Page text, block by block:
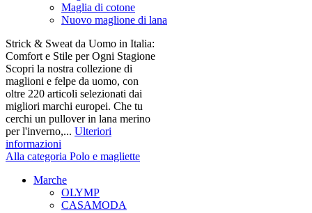
Maglia di cotone
Nuovo maglione di lana
Strick & Sweat da Uomo in Italia:
Comfort e Stile per Ogni Stagione
Scopri la nostra collezione di
maglioni e felpe da uomo, con
oltre 220 articoli selezionati dai
migliori marchi europei. Che tu
cerchi un pullover in lana merino
per l'inverno,... Ulteriori
informazioni
Alla categoria Polo e magliette
Marche
OLYMP
CASAMODA